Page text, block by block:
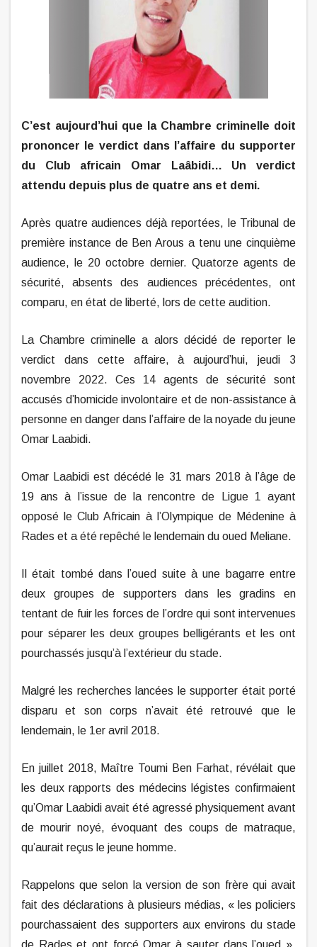
C’est aujourd’hui que la Chambre criminelle doit
prononcer le verdict dans l’affaire du supporter
du Club africain Omar Laâbidi… Un verdict
attendu depuis plus de quatre ans et demi.
Après quatre audiences déjà reportées, le Tribunal de
première instance de Ben Arous a tenu une cinquième
audience, le 20 octobre dernier. Quatorze agents de
sécurité, absents des audiences précédentes, ont
comparu, en état de liberté, lors de cette audition.
La Chambre criminelle a alors décidé de reporter le
verdict dans cette affaire, à aujourd’hui, jeudi 3
novembre 2022. Ces 14 agents de sécurité sont
accusés d’homicide involontaire et de non-assistance à
personne en danger dans l’affaire de la noyade du jeune
Omar Laabidi.
Omar Laabidi est décédé le 31 mars 2018 à l’âge de
19 ans à l’issue de la rencontre de Ligue 1 ayant
opposé le Club Africain à l’Olympique de Médenine à
Rades et a été repêché le lendemain du oued Meliane.
Il était tombé dans l’oued suite à une bagarre entre
deux groupes de supporters dans les gradins en
tentant de fuir les forces de l’ordre qui sont intervenues
pour séparer les deux groupes belligérants et les ont
pourchassés jusqu’à l’extérieur du stade.
Malgré les recherches lancées le supporter était porté
disparu et son corps n’avait été retrouvé que le
lendemain, le 1er avril 2018.
En juillet 2018, Maître Toumi Ben Farhat, révélait que
les deux rapports des médecins légistes confirmaient
qu’Omar Laabidi avait été agressé physiquement avant
de mourir noyé, évoquant des coups de matraque,
qu’aurait reçus le jeune homme.
Rappelons que selon la version de son frère qui avait
fait des déclarations à plusieurs médias, « les policiers
pourchassaient des supporters aux environs du stade